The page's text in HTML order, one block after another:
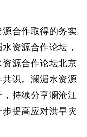
合作取得的务实
资源合作论坛，
源合作论坛北京
识。澜湄水资源
持续分享澜沧江
提高应对洪旱灾